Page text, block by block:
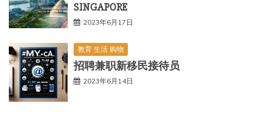
SINGAPORE
2023年6月17日
教育 生活 购物
招聘兼职新移民接待员
2023年6月14日